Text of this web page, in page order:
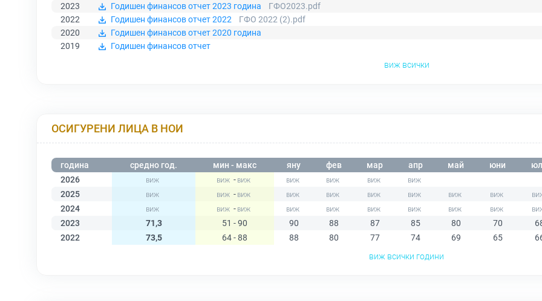
2023
Годишен финансов отчет 2023 година
ГФО2023.pdf
2022
Годишен финансов отчет 2022
ГФО 2022 (2).pdf
2020
Годишен финансов отчет 2020 година
2019
Годишен финансов отчет
виж всички
ОСИГУРЕНИ ЛИЦА В НОИ
година средно год. мин - макс яну фев мар апр май юни
2026
-
2025
-
2024
-
2023
71,3 51 - 90 90 88 87 85 80 70
2022
73,5 64 - 88 88 80 77 74 69 65
виж всички години